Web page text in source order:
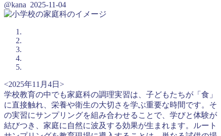
@kana 2025-11-04
<2025年11月4日>
学校教育の中でも家庭科の調理実習は、子どもたちが「食」
に直接触れ、栄養や衛生の大切さを学ぶ重要な時間です。そ
の実習にサンプリングを組み合わせることで、学びと体験が
結びつき、家庭に自然に波及する効果が生まれます。ルート